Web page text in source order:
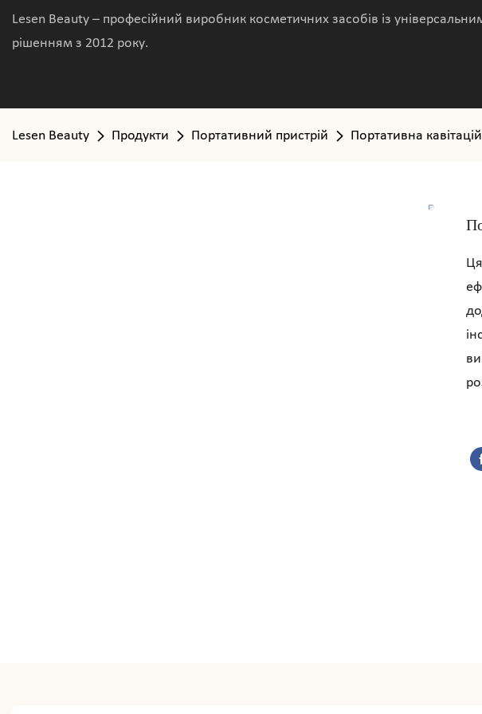
Lesen Beauty – професійний виробник косметичних засобів із
рішенням з 2012 року.
Lesen Beauty Продукти Портативний пристрій Портативна